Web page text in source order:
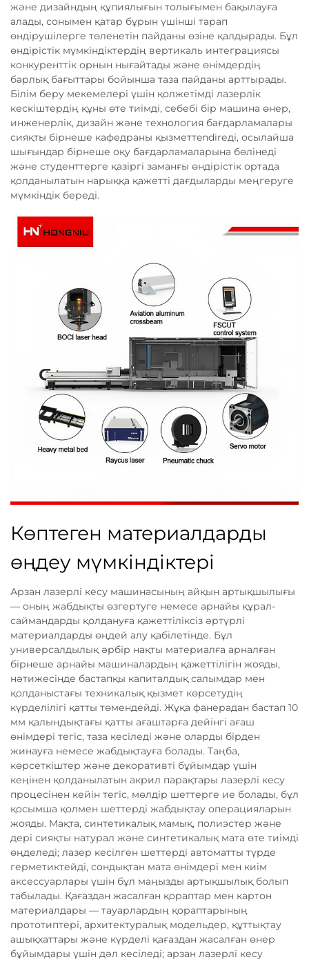
және дизайндың құпиялығын толығымен бақылауға
алады, сонымен қатар бұрын үшінші тарап
өндірушілерге төленетін пайданы өзіне қалдырады. Бұл
өндірістік мүмкіндіктердің вертикаль интеграциясы
конкуренттік орнын нығайтады және өнімдердің
барлық бағыттары бойынша таза пайданы арттырады.
Білім беру мекемелері үшін қолжетімді лазерлік
кескіштердің құны өте тиімді, себебі бір машина өнер,
инженерлік, дизайн және технология бағдарламалары
сияқты бірнеше кафедраны қызметтendirеді, осылайша
шығындар бірнеше оқу бағдарламаларына бөлінеді
және студенттерге қазіргі заманғы өндірістік ортада
қолданылатын нарыққа қажетті дағдыларды меңгеруге
мүмкіндік береді.
Көптеген материалдарды
өңдеу мүмкіндіктері
Арзан лазерлі кесу машинасының айқын артықшылығы
— оның жабдықты өзгертуге немесе арнайы құрал-
саймандарды қолдануға қажеттіліксіз әртүрлі
материалдарды өңдей алу қабілетінде. Бұл
универсалдылық әрбір нақты материалға арналған
бірнеше арнайы машиналардың қажеттілігін жояды,
нәтижесінде бастапқы капиталдық салымдар мен
қолданыстағы техникалық қызмет көрсетудің
күрделілігі қатты төмендейді. Жұқа фанерадан бастап 10
мм қалыңдықтағы қатты ағаштарға дейінгі ағаш
өнімдері тегіс, таза кесіледі және оларды бірден
жинауға немесе жабдықтауға болады. Таңба,
көрсеткіштер және декоративті бұйымдар үшін
кеңінен қолданылатын акрил парақтары лазерлі кесу
процесінен кейін тегіс, мөлдір шеттерге ие болады, бұл
қосымша қолмен шеттерді жабдықтау операцияларын
жояды. Мақта, синтетикалық мамық, полиэстер және
дері сияқты натурал және синтетикалық мата өте тиімді
өңделеді; лазер кесілген шеттерді автоматты түрде
герметиктейді, сондықтан мата өнімдері мен киім
аксессуарлары үшін бұл маңызды артықшылық болып
табылады. Қағаздан жасалған қораптар мен картон
материалдары — тауарлардың қораптарының
прототиптері, архитектуралық модельдер, құттықтау
ашықхаттары және күрделі қағаздан жасалған өнер
бұйымдары үшін дәл кесіледі; арзан лазерлі кесу